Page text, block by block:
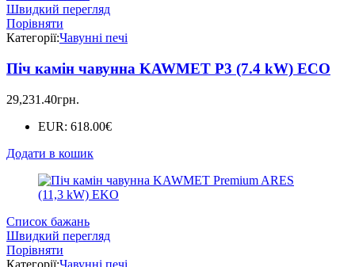
Швидкий перегляд
Порівняти
Категорії:Чавунні печі
Піч камін чавунна KAWMET P3 (7.4 kW) ECO
29,231.40грн.
EUR: 618.00€
Додати в кошик
Список бажань
Швидкий перегляд
Порівняти
Категорії:Чавунні печі